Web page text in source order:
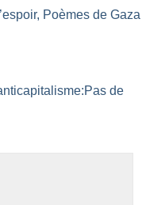
Poèmes de Gaza
de